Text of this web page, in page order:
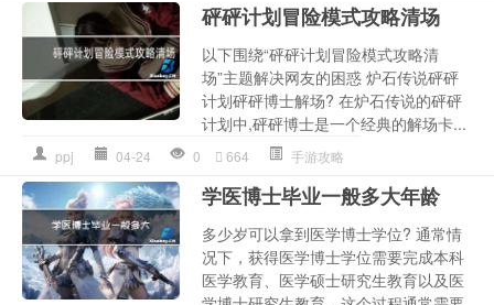
砰砰计划冒险模式攻略清场
以下围绕“砰砰计划冒险模式攻略清
场”主题解决网友的困惑 炉石传说砰砰
计划砰砰博士解场? 在炉石传说的砰砰
计划中,砰砰博士是一个经典的解场卡...
ppj 04-24 0 664 手游攻略
学医博士毕业一般多大年龄
多少岁可以拿到医学博士学位? 通常情
况下，获得医学博士学位需要完成本科
医学教育、医学硕士研究生教育以及医